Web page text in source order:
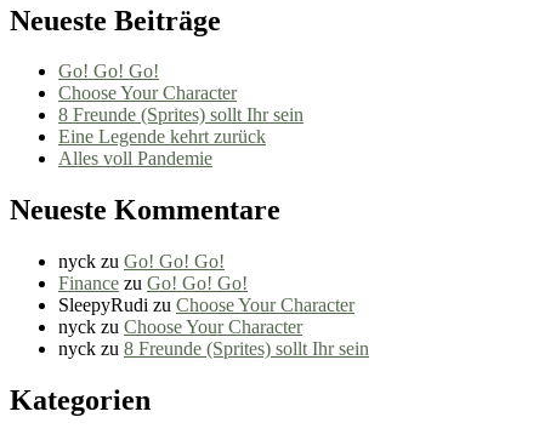
Neueste Beiträge
Go! Go! Go!
Choose Your Character
8 Freunde (Sprites) sollt Ihr sein
Eine Legende kehrt zurück
Alles voll Pandemie
Neueste Kommentare
nyck zu Go! Go! Go!
Finance zu Go! Go! Go!
SleepyRudi zu Choose Your Character
nyck zu Choose Your Character
nyck zu 8 Freunde (Sprites) sollt Ihr sein
Kategorien